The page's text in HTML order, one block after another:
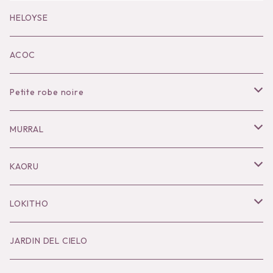
Black series
KOKO別注
HELOYSE
ACOC
Petite robe noire
Necklace
Pierce
Bracelet／Bangle
Ring
MURRAL
Outer
Tops
Bottoms
KAORU
Necklace
Pierce
LOKITHO
Tops
JARDIN DEL CIELO